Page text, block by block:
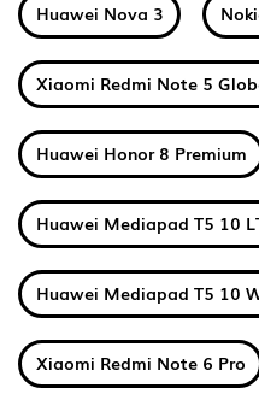
Huawei Nova 3
Xiaomi Redmi Note 5
Huawei Honor 8 Premium
Huawei Mediapad T5 10
Huawei Mediapad T5 10
Xiaomi Redmi Note 6 Pro